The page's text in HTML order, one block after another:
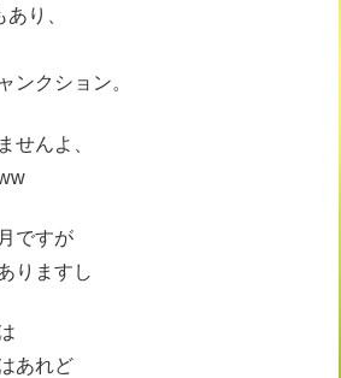
り、
ンクション。
せんよ、
ですが
りますし
あれど